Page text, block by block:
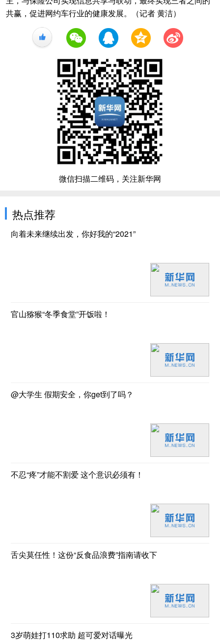
共赢，促进网约车行业的健康发展。（记者 黄洁）
+1
微信扫描二维码，关注新华网
热点推荐
向着未来继续出发，你好我的“2021”
官山猕猴“冬季食堂”开饭啦！
@大学生 假期安全，你get到了吗？
不忍“疼”才能不割爱 这个意识必须有！
舌尖莫任性！这份“反食品浪费”指南请收下
3岁萌娃打110求助 超可爱对话曝光